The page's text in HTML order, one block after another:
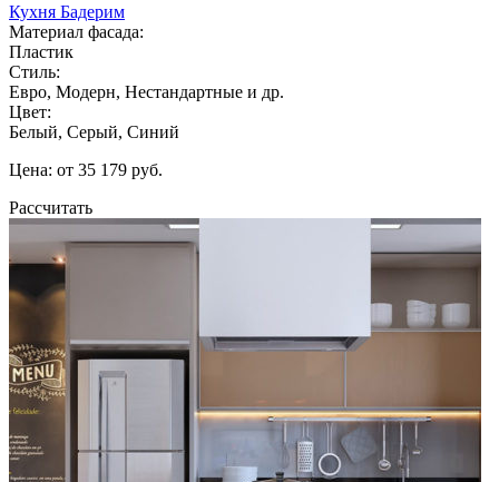
Кухня Бадерим
Материал фасада:
Пластик
Стиль:
Евро, Модерн, Нестандартные и др.
Цвет:
Белый, Серый, Синий
Цена: от 35 179 руб.
Рассчитать